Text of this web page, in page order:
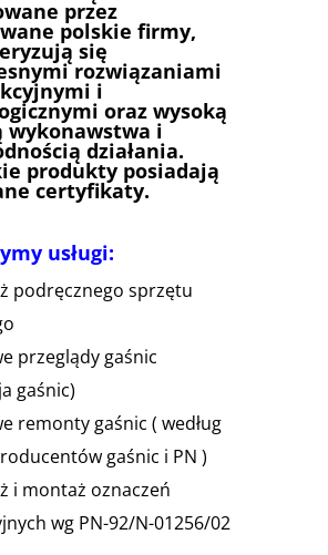
przez
polskie firmy,
się
rozwiązaniami
i
oraz wysoką
wykonawstwa i
działania.
produkty posiadają
certyfikaty.
usługi:
podręcznego sprzętu
przeglądy gaśnic
gaśnic)
remonty gaśnic ( według
gaśnic i PN )
i montaż oznaczeń
wg PN-92/N-01256/02